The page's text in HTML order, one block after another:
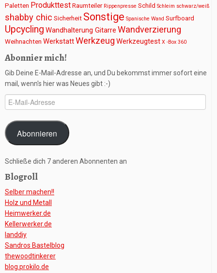
Paletten Produkttest Raumteiler Rippenpresse Schild Schleim schwarz/weiß
shabby chic Sicherheit Sonstige Spanische Wand Surfboard
Upcycling Wandhalterung Gitarre Wandverzierung
Weihnachten WerkstattWerkzeug Werkzeugtest X -Box 360
Abonnier mich!
Gib Deine E-Mail-Adresse an, und Du bekommst immer sofort eine
mail, wenn's hier was Neues gibt :-)
E-
Mail-
Adresse
Abonnieren
Schließe dich 7 anderen Abonnenten an
Blogroll
Selber machen!!
Holz und Metall
Heimwerker.de
Kellerwerker.de
Ianddiy
Sandros Bastelblog
thewoodtinkerer
blog.prokilo.de